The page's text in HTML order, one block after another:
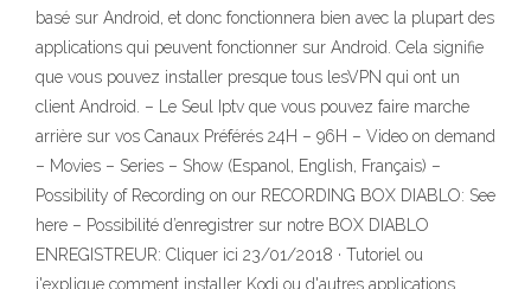
basé sur Android, et donc fonctionnera bien avec la plupart des
applications qui peuvent fonctionner sur Android. Cela signifie
que vous pouvez installer presque tous lesVPN qui ont un
client Android. – Le Seul Iptv que vous pouvez faire marche
arrière sur vos Canaux Préférés 24H – 96H – Video on demand
– Movies – Series – Show (Espanol, English, Français) –
Possibility of Recording on our RECORDING BOX DIABLO: See
here – Possibilité d’enregistrer sur notre BOX DIABLO
ENREGISTREUR: Cliquer ici 23/01/2018 · Tutoriel ou
j'explique comment installer Kodi ou d'autres applications